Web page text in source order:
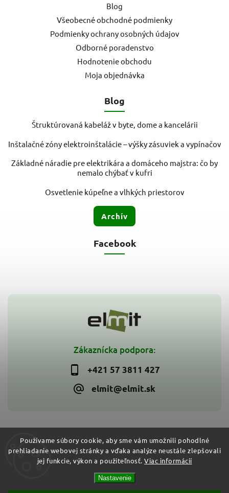
Používame súbory cookie, aby sme vám umožnili pohodlné
prehliadanie webovej stránky a vďaka analýze neustále zlepšovali
jej funkcie, výkon a použiteľnosť. Viac informácií
Nastavenie
Zákaznícka podpora:
+421 57 3811 427
elmit@elmit.sk
Blog
Všeobecné obchodné podmienky
Podmienky ochrany osobných údajov
Odborné poradenstvo
Hodnotenie obchodu
Moja objednávka
Blog
Štruktúrovaná kabeláž v byte, dome a kancelárii
Inštalačné zóny elektroinštalácie – výšky zásuviek a vypínačov
Základné náradie pre elektrikára a domáceho majstra: čo by
nemalo chýbať v kufri
Osvetlenie kúpeľne a vlhkých priestorov
Archív
Facebook
Copyright 2026ELMIT - Elektroinštalačný materiál, svietidlá.
Všetky práva vyhradené.
Shoptet| Design